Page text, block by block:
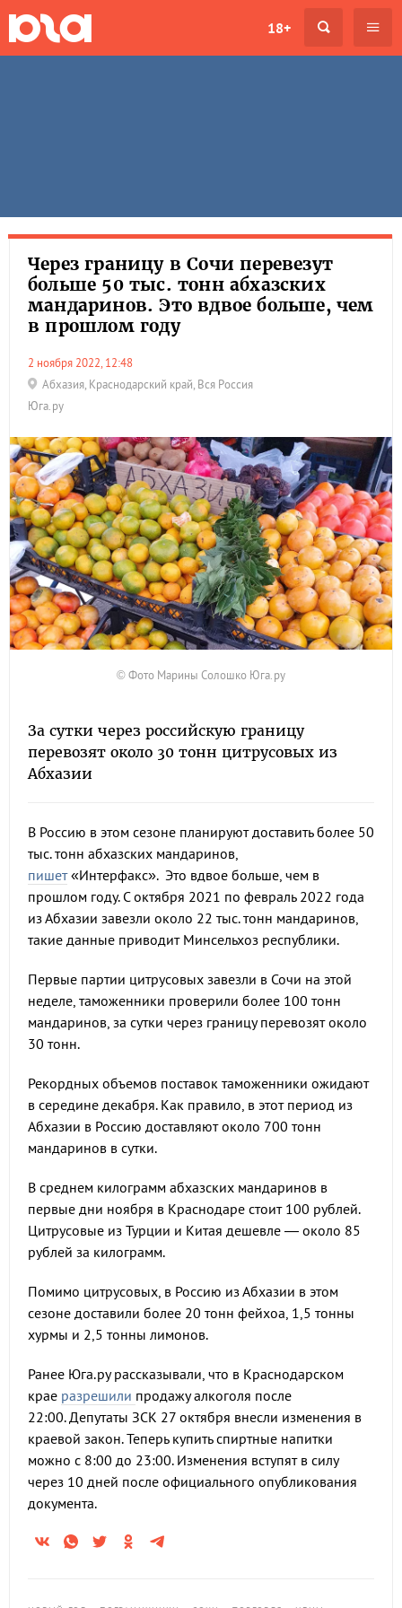
18+
Через границу в Сочи перевезут
больше 50 тыс. тонн абхазских
мандаринов. Это вдвое больше, чем
в прошлом году
2 ноября 2022, 12:48
Абхазия, Краснодарский край, Вся Россия
Юга.ру
© Фото Марины Солошко Юга.ру
За сутки через российскую границу
перевозят около 30 тонн цитрусовых из
Абхазии
В Россию в этом сезоне планируют доставить более 50
тыс. тонн абхазских мандаринов,
пишет«Интерфакс». Это вдвое больше, чем в
прошлом году. С октября 2021 по февраль 2022 года
из Абхазии завезли около 22 тыс. тонн мандаринов,
такие данные приводит Минсельхоз республики.
Первые партии цитрусовых завезли в Сочи на этой
неделе, таможенники проверили более 100 тонн
мандаринов, за сутки через границу перевозят около
30 тонн.
Рекордных объемов поставок таможенники ожидают
в середине декабря. Как правило, в этот период из
Абхазии в Россию доставляют около 700 тонн
мандаринов в сутки.
В среднем килограмм абхазских мандаринов в
первые дни ноября в Краснодаре стоит 100 рублей.
Цитрусовые из Турции и Китая дешевле — около 85
рублей за килограмм.
Помимо цитрусовых, в Россию из Абхазии в этом
сезоне доставили более 20 тонн фейхоа, 1,5 тонны
хурмы и 2,5 тонны лимонов.
Ранее Юга.ру рассказывали, что в Краснодарском
крае разрешили продажу алкоголя после
22:00. Депутаты ЗСК 27 октября внесли изменения в
краевой закон. Теперь купить спиртные напитки
можно с 8:00 до 23:00. Изменения вступят в силу
через 10 дней после официального опубликования
документа.